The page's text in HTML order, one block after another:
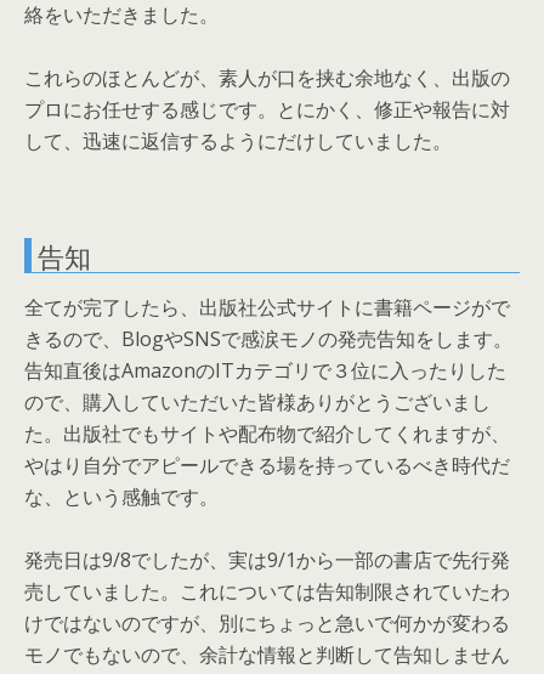
絡をいただきました。
これらのほとんどが、素人が口を挟む余地なく、出版の
プロにお任せする感じです。とにかく、修正や報告に対
して、迅速に返信するようにだけしていました。
告知
全てが完了したら、出版社公式サイトに書籍ページがで
きるので、BlogやSNSで感涙モノの発売告知をします。
告知直後はAmazonのITカテゴリで３位に入ったりした
ので、購入していただいた皆様ありがとうございまし
た。出版社でもサイトや配布物で紹介してくれますが、
やはり自分でアピールできる場を持っているべき時代だ
な、という感触です。
発売日は9/8でしたが、実は9/1から一部の書店で先行発
売していました。これについては告知制限されていたわ
けではないのですが、別にちょっと急いで何かが変わる
モノでもないので、余計な情報と判断して告知しません